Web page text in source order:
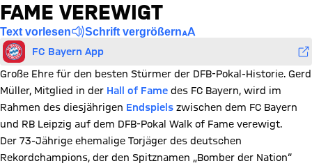
FAME VEREWIGT
Text vorlesen Schrift vergrößern
FC Bayern App
Große Ehre für den besten Stürmer der DFB-Pokal-Historie. Gerd
Müller, Mitglied in der Hall of Fame des FC Bayern, wird im
Rahmen des diesjährigen Endspiels zwischen dem FC Bayern
und RB Leipzig auf dem DFB-Pokal Walk of Fame verewigt.
Der 73-Jährige ehemalige Torjäger des deutschen
Rekordchampions, der den Spitznamen „Bomber der Nation“